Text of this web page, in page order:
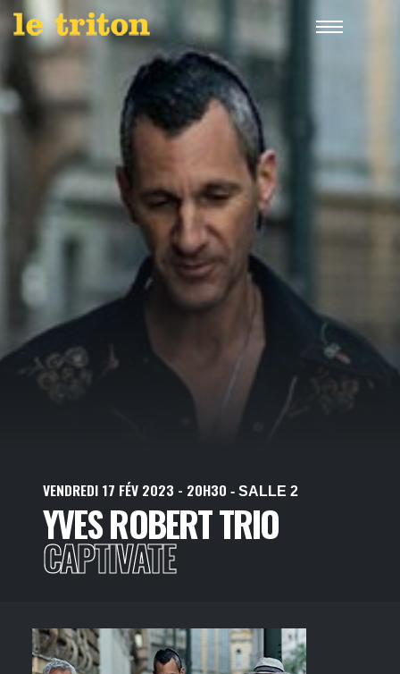
VENDREDI 17 FÉV 2023 - 20H30 - SALLE 2
YVES ROBERT TRIO
CAPTIVATE